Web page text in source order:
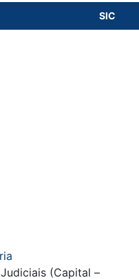
SIC
(Capital –